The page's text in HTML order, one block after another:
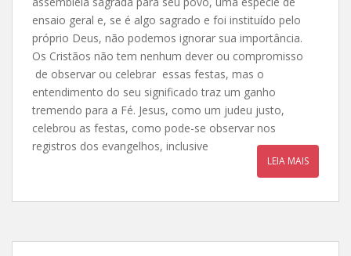
ensaio geral e, se é algo sagrado e foi instituído pelo
próprio Deus, não podemos ignorar sua importância.
Os Cristãos não tem nenhum dever ou compromisso
de observar ou celebrar essas festas, mas o
entendimento do seu significado traz um ganho
tremendo para a Fé. Jesus, como um judeu justo,
celebrou as festas, como pode-se observar nos
registros dos evangelhos, inclusive
LEIA MAIS